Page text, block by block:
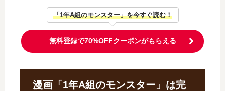
「1年A組のモンスター」を今すぐ読む！
無料登録で70%OFFクーポンがもらえる
漫画「1年A組のモンスター」は完